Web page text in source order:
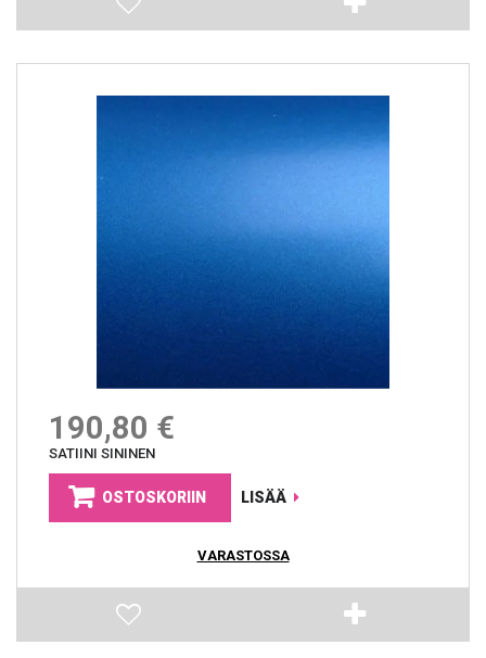
190,80 €
SATIINI SININEN
OSTOSKORIIN LISÄÄ
VARASTOSSA